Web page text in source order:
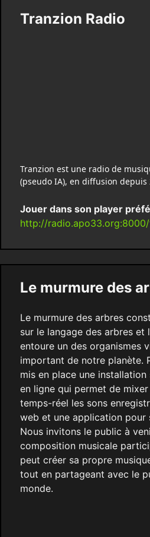
Tranzion Radio
Tranzion est une radio de
(pseudo IA), en diffusion depuis
Jouer dans son player
http://
Le murmure des
Le murmure des arbres
sur le langage des arbres et
entoure un des organismes
important de notre planète.
mis en place une
en ligne qui permet de
temps-réel les sons
web et une application pour
Nous invitons le public à
composition musicale
peut créer sa propre
tout en partageant avec le
monde.